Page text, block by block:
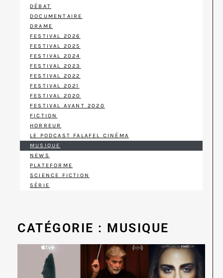
DÉBAT
DOCUMENTAIRE
DRAME
FESTIVAL 2026
FESTIVAL 2025
FESTIVAL 2024
FESTIVAL 2023
FESTIVAL 2022
FESTIVAL 2021
FESTIVAL 2020
FESTIVAL AVANT 2020
FICTION
HORREUR
LE PODCAST FALAFEL CINÉMA
MUSIQUE
NEWS
PLATEFORME
SCIENCE FICTION
SÉRIE
CATÉGORIE : MUSIQUE